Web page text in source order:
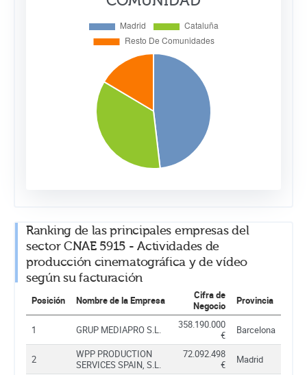
Ranking de las principales empresas del
sector CNAE 5915 - Actividades de
producción cinematográfica y de vídeo
según su facturación
Posición Nombre de la Empresa
Cifra de
Negocio
Provincia
1 GRUP MEDIAPRO S.L.
358.190.000
€
Barcelona
2
WPP PRODUCTION
SERVICES SPAIN, S.L.
72.092.498
€
Madrid